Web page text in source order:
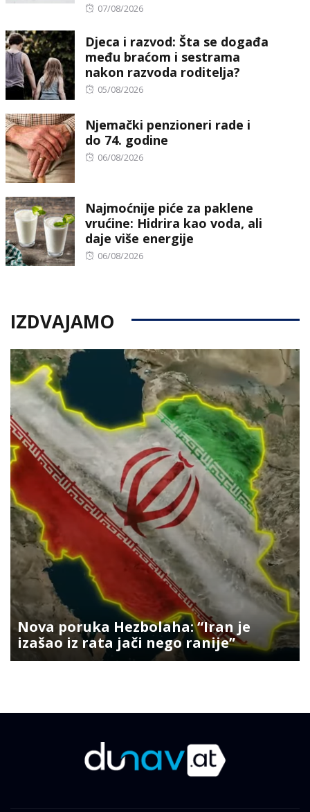
Posted
07/08/2026
Djeca i razvod: Šta se događa
među braćom i sestrama
nakon razvoda roditelja?
Posted
05/08/2026
Njemački penzioneri rade i
do 74. godine
Posted
06/08/2026
Najmoćnije piće za paklene
vrućine: Hidrira kao voda, ali
daje više energije
Posted
06/08/2026
IZDVAJAMO
Nova poruka Hezbolaha: “Iran je
izašao iz rata jači nego ranije”